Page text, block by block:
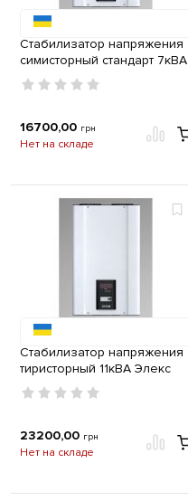
Стабилизатор напряжения
симисторный стандарт 7кВА
Элекс Ампер У 12-1-32А v2.1
16700,00 грн
Нет на складе
Стабилизатор напряжения
тиристорный 11кВА Элекс
Ампер У 12-1-50А v2.1
23200,00 грн
Нет на складе